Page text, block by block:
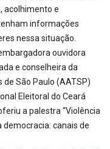
acolhimento e
informações
nessa situação.
ouvidora
e conselheira da
São Paulo (AATSP)
Eleitoral do Ceará
a palestra “Violência
canais de